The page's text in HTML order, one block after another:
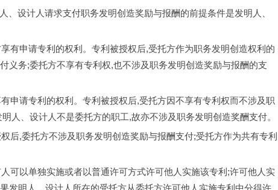
设计人请求支付职务发明创造奖励与报酬的前提条件是发明人、
申请专利的权利。专利被授权后,受托方作为职务发明创造权利的
义务;委托方不享有专利权,也不涉及职务发明创造奖励与报酬的支
请专利的权利。专利被授权后,受托方因不享有专利权而不涉及职
人、设计人不是委托方的职工,故亦不涉及职务发明创造奖酬支付。
,委托方不涉及职务发明创造奖励与报酬支付;受托方作为共有专利
以单独实施或者以普通许可方式许可他人实施该专利;许可他人实
发明人、设计人所在的受托方从委托方许可他人实施专利中分得许